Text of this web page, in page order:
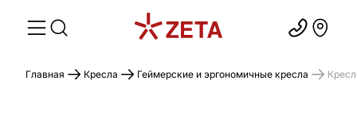
Главная Кресла Геймерские и эргономичные кресла